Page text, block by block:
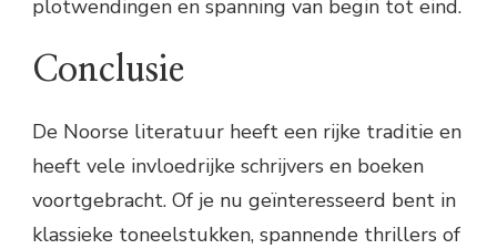
plotwendingen en spanning van begin tot eind.
Conclusie
De Noorse literatuur heeft een rijke traditie en
heeft vele invloedrijke schrijvers en boeken
voortgebracht. Of je nu geïnteresseerd bent in
klassieke toneelstukken, spannende thrillers of